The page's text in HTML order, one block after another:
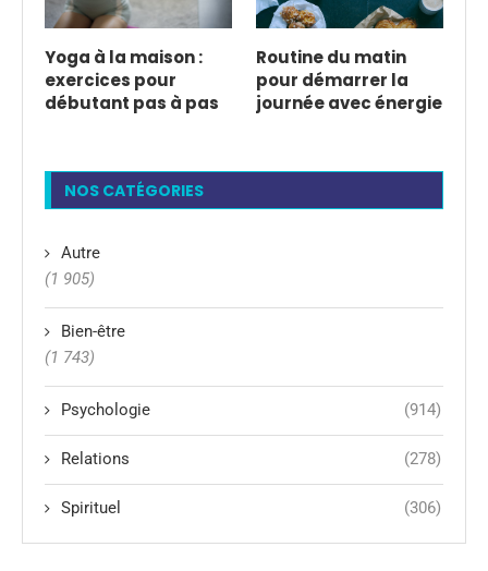
Yoga à la maison :
exercices pour
débutant pas à pas
Routine du matin
pour démarrer la
journée avec énergie
NOS CATÉGORIES
Autre
(1 905)
Bien-être
(1 743)
Psychologie (914)
Relations (278)
Spirituel (306)